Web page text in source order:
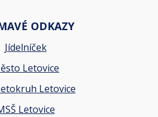
ODKAZY
Jídelníček
Letovice
Letovice
Letovice